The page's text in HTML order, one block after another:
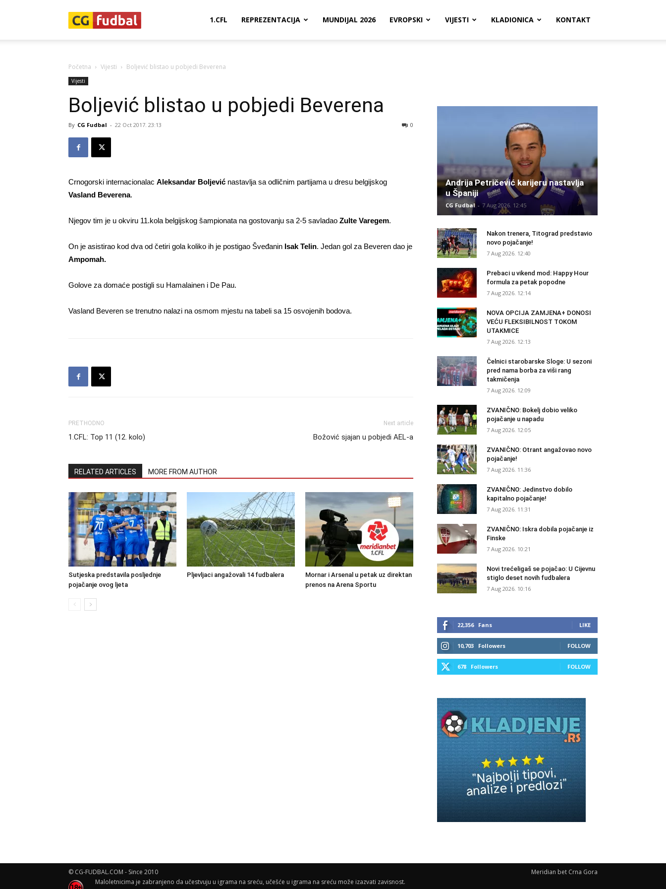
1.CFL REPREZENTACIJA MUNDIJAL 2026 EVROPSKI VIJESTI KLADIONICA KONTAKT
Početna Vijesti Boljević blistao u pobjedi Beverena
Vijesti
Boljević blistao u pobjedi Beverena
By CG Fudbal - 22 Oct 2017. 23:13 0
Crnogorski internacionalac Aleksandar Boljević nastavlja sa odličnim partijama u dresu belgijskog
Vasland Beverena.
Njegov tim je u okviru 11.kola belgijskog šampionata na gostovanju sa 2-5 savladao Zulte Varegem.
On je asistirao kod dva od četiri gola koliko ih je postigao Šveđanin Isak Telin. Jedan gol za Beveren dao je
Ampomah.
Golove za domaće postigli su Hamalainen i De Pau.
Vasland Beveren se trenutno nalazi na osmom mjestu na tabeli sa 15 osvojenih bodova.
PRETHODNO
1.CFL: Top 11 (12. kolo)
Next article
Božović sjajan u pobjedi AEL-a
RELATED ARTICLES MORE FROM AUTHOR
Sutjeska predstavila posljednje
pojačanje ovog ljeta
Pljevljaci angažovali 14 fudbalera
Mornar i Arsenal u petak uz direktan
prenos na Arena Sportu
Andrija Petričević karijeru nastavlja
u Španiji
CG Fudbal - 7 Aug 2026. 12:45
Nakon trenera, Titograd predstavio
novo pojačanje!
7 Aug 2026. 12:40
Prebaci u vikend mod: Happy Hour
formula za petak popodne
7 Aug 2026. 12:14
NOVA OPCIJA ZAMJENA+ DONOSI
VEĆU FLEKSIBILNOST TOKOM
UTAKMICE
7 Aug 2026. 12:13
Čelnici starobarske Sloge: U sezoni
pred nama borba za viši rang
takmičenja
7 Aug 2026. 12:09
ZVANIČNO: Bokelj dobio veliko
pojačanje u napadu
7 Aug 2026. 12:05
ZVANIČNO: Otrant angažovao novo
pojačanje!
7 Aug 2026. 11:36
ZVANIČNO: Jedinstvo dobilo
kapitalno pojačanje!
7 Aug 2026. 11:31
ZVANIČNO: Iskra dobila pojačanje iz
Finske
7 Aug 2026. 10:21
Novi trećeligaš se pojačao: U Cijevnu
stiglo deset novih fudbalera
7 Aug 2026. 10:16
22,356 Fans LIKE
10,703 Followers FOLLOW
678 Followers FOLLOW
Meridian bet Crna Gora
© CG-FUDBAL.COM - Since 2010
Maloletnicima je zabranjeno da učestvuju u igrama na sreću, učešće u igrama na sreću može izazvati zavisnost.